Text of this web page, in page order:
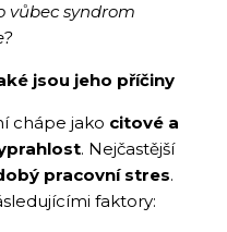
vůbec syndrom
jsou jeho příčiny
chápe jako citové a
. Nejčastější
pracovní stres.
faktory: